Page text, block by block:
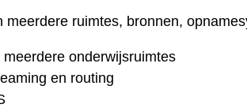
meerdere ruimtes, bronnen,
onderwijsruimtes
en routing